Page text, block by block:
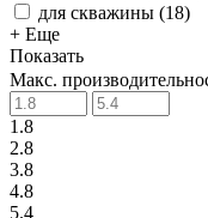
для скважины (18)
+ Еще
Показать
Макс.
1.8
2.8
3.8
4.8
5.4